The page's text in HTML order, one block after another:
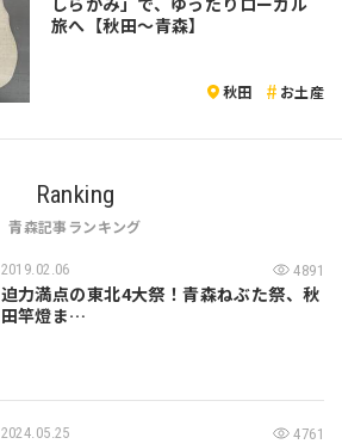
旅へ【秋田～青森】
秋田 お土産
Ranking
青森記事ランキング
2019.02.06 4891
迫力満点の東北4大祭！青森ねぶた祭、秋
田竿燈ま…
2024.05.25 4761